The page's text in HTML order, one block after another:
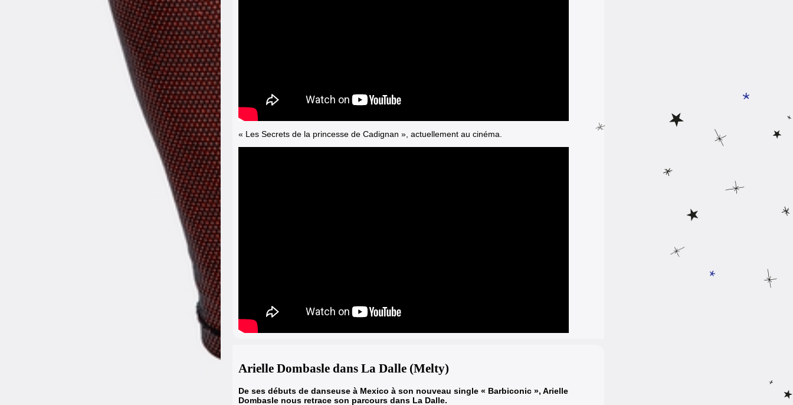
« Les Secrets de la princesse de Cadignan », actuellement au cinéma.
Arielle Dombasle dans La Dalle (Melty)
De ses débuts de danseuse à Mexico à son nouveau single « Barbiconic », Arielle
Dombasle nous retrace son parcours dans La Dalle.